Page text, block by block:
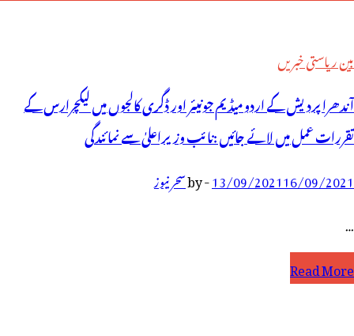
بین ریاستی خبریں
آندھرا پردیش کے اردو میڈیم جونیئر اور ڈگری کالجوں میں لیکچرارس کے
تقررات عمل میں لائے جائیں :نائب وزیراعلیٰ سے نمائندگی
13/09/202116/09/2021
-
byسحر نیوز
…
آندھرا
Read More